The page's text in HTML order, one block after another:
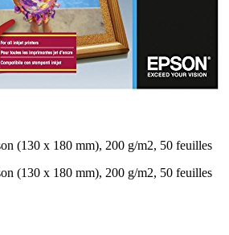
(130 x 180 mm), 200 g/m2, 50 feuilles
(130 x 180 mm), 200 g/m2, 50 feuilles